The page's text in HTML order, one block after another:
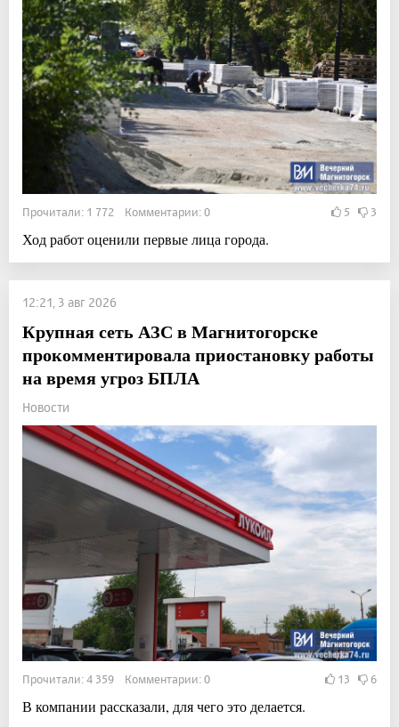
Прочитали: 1 772 Комментарии: 0 5 3
Ход работ оценили первые лица города.
12:21, 3 авг 2026
Крупная сеть АЗС в Магнитогорске
прокомментировала приостановку работы
на время угроз БПЛА
Новости
Прочитали: 4 359 Комментарии: 0 13 6
В компании рассказали, для чего это делается.